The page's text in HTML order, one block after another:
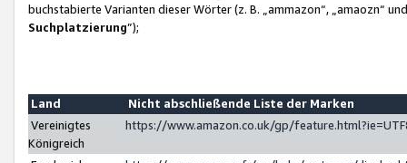
buchstabierte Varianten dieser Wörter (z. B. „ammazon“, „amaozn“
Suchplatzierung”);
Land
Nicht abschließende Liste der Marken
Vereinigtes
Königreich
https://www.amazon.co.uk/gp/